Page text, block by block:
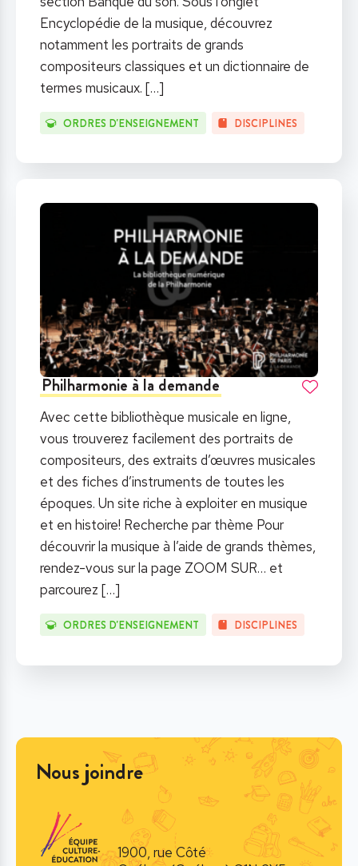
Encyclopédie de la musique, découvrez
notamment les portraits de grands
compositeurs classiques et un dictionnaire de
termes musicaux. […]
ORDRES D'ENSEIGNEMENT DISCIPLINES
Philharmonie à la demande
Avec cette bibliothèque musicale en ligne,
vous trouverez facilement des portraits de
compositeurs, des extraits d’œuvres musicales
et des fiches d’instruments de toutes les
époques. Un site riche à exploiter en musique
et en histoire! Recherche par thème Pour
découvrir la musique à l’aide de grands thèmes,
rendez-vous sur la page ZOOM SUR… et
parcourez […]
ORDRES D'ENSEIGNEMENT DISCIPLINES
Nous joindre
1900, rue Côté